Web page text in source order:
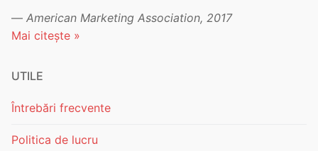
— American Marketing Association, 2017
Mai citește »
UTILE
Întrebări frecvente
Politica de lucru